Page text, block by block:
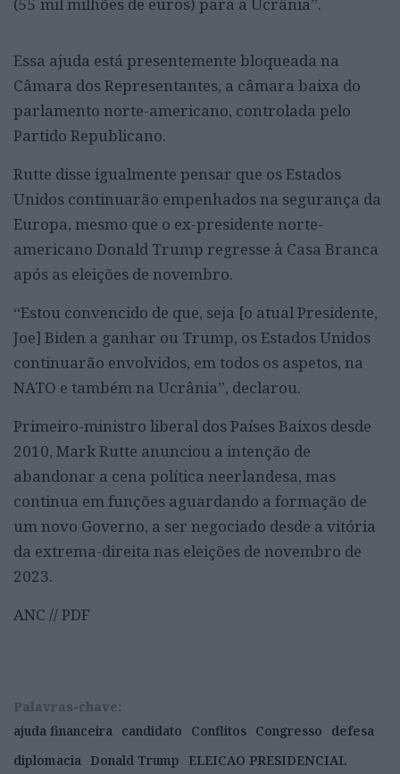
Essa ajuda está presentemente bloqueada na
Câmara dos Representantes, a câmara baixa do
parlamento norte-americano, controlada pelo
Partido Republicano.
Rutte disse igualmente pensar que os Estados
Unidos continuarão empenhados na segurança da
Europa, mesmo que o ex-presidente norte-
americano Donald Trump regresse à Casa Branca
após as eleições de novembro.
“Estou convencido de que, seja [o atual Presidente,
Joe] Biden a ganhar ou Trump, os Estados Unidos
continuarão envolvidos, em todos os aspetos, na
NATO e também na Ucrânia”, declarou.
Primeiro-ministro liberal dos Países Baixos desde
2010, Mark Rutte anunciou a intenção de
abandonar a cena política neerlandesa, mas
continua em funções aguardando a formação de
um novo Governo, a ser negociado desde a vitória
da extrema-direita nas eleições de novembro de
2023.
ANC // PDF
Palavras-chave:
ajuda financeira candidato Conflitos Congresso
defesa
diplomacia Donald Trump
ELEICAO PRESIDENCIAL